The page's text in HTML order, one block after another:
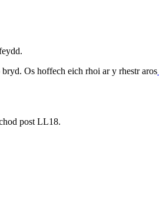
Os hoffech eich rhoi ar y rhestr aros
post LL18.